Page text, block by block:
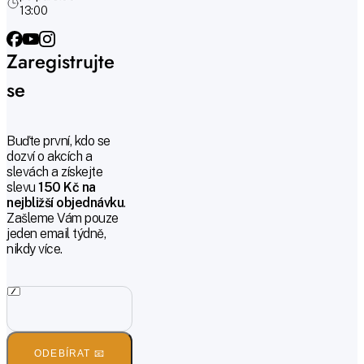
13:00
Zaregistrujte
se
Buďte první, kdo se
dozví o akcích a
slevách a získejte
slevu150 Kč na
nejbližší objednávku.
Zašleme Vám pouze
jeden email týdně,
nikdy více.
ODEBÍRAT 📧